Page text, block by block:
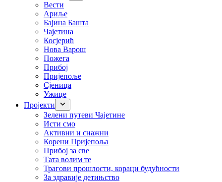
Вести
Ариље
Бајина Башта
Чајетина
Косјерић
Нова Варош
Пожега
Прибој
Пријепоље
Сјеница
Ужице
Пројекти
Зелени путеви Чајетине
Исти смо
Активни и снажни
Корени Пријепоља
Прибој за све
Тата волим те
Трагови прошлости, кораци будућности
За здравије детињство